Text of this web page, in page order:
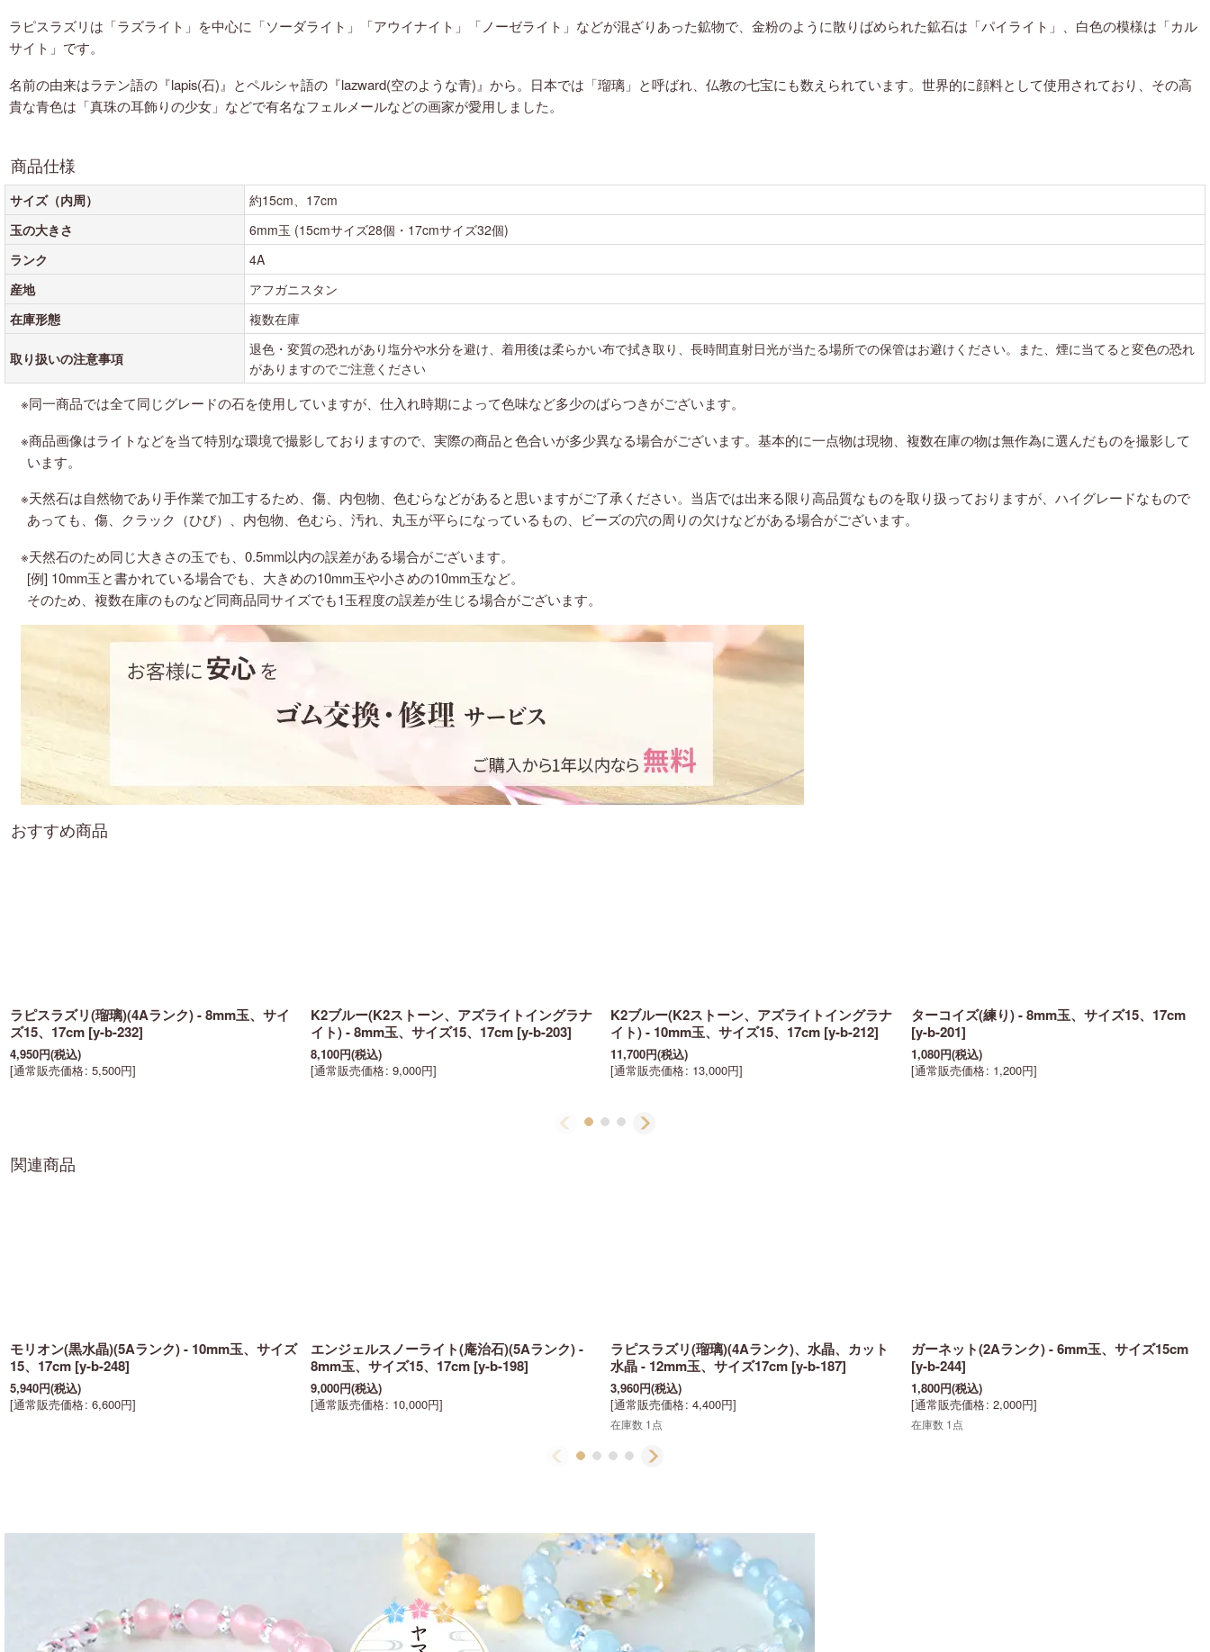
ラピスラズリは「ラズライト」を中心に「ソーダライト」「アウイナイト」「ノーゼライト」などが混ざりあった鉱物で、金粉のように散りばめられた鉱石は「パイライト」、白色の模様は「カル
サイト」です。
名前の由来はラテン語の『lapis(石)』とペルシャ語の『lazward(空のような青)』から。日本では「瑠璃」と呼ばれ、仏教の七宝にも数えられています。世界的に顔料として使用されており、その高
貴な青色は「真珠の耳飾りの少女」などで有名なフェルメールなどの画家が愛用しました。
商品仕様
サイズ（内周）
約15cm、17cm
玉の大きさ
6mm玉 (15cmサイズ28個・17cmサイズ32個)
ランク
4A
産地
アフガニスタン
在庫形態
複数在庫
取り扱いの注意事項
退色・変質の恐れがあり塩分や水分を避け、着用後は柔らかい布で拭き取り、長時間直射日光が当たる場所での保管はお避けください。また、煙に当てると変色の恐れ
がありますのでご注意ください
※同一商品では全て同じグレードの石を使用していますが、仕入れ時期によって色味など多少のばらつきがございます。
※商品画像はライトなどを当て特別な環境で撮影しておりますので、実際の商品と色合いが多少異なる場合がございます。基本的に一点物は現物、複数在庫の物は無作為に選んだものを撮影して
います。
※天然石は自然物であり手作業で加工するため、傷、内包物、色むらなどがあると思いますがご了承ください。当店では出来る限り高品質なものを取り扱っておりますが、ハイグレードなもので
あっても、傷、クラック（ひび）、内包物、色むら、汚れ、丸玉が平らになっているもの、ビーズの穴の周りの欠けなどがある場合がございます。
※天然石のため同じ大きさの玉でも、0.5mm以内の誤差がある場合がございます。
[例] 10mm玉と書かれている場合でも、大きめの10mm玉や小さめの10mm玉など。
そのため、複数在庫のものなど同商品同サイズでも1玉程度の誤差が生じる場合がございます。
おすすめ商品
ラピスラズリ(瑠璃)(4Aランク) - 8mm玉、サイ
ズ15、17cm [y-b-232]
4,950円(税込)
[通常販売価格: 5,500円]
K2ブルー(K2ストーン、アズライトイングラナ
イト) - 8mm玉、サイズ15、17cm [y-b-203]
8,100円(税込)
[通常販売価格: 9,000円]
K2ブルー(K2ストーン、アズライトイングラナ
イト) - 10mm玉、サイズ15、17cm [y-b-212]
11,700円(税込)
[通常販売価格: 13,000円]
ターコイズ(練り) - 8mm玉、サイズ15、17cm
[y-b-201]
1,080円(税込)
[通常販売価格: 1,200円]
関連商品
モリオン(黒水晶)(5Aランク) - 10mm玉、サイズ
15、17cm [y-b-248]
5,940円(税込)
[通常販売価格: 6,600円]
エンジェルスノーライト(庵治石)(5Aランク) -
8mm玉、サイズ15、17cm [y-b-198]
9,000円(税込)
[通常販売価格: 10,000円]
ラピスラズリ(瑠璃)(4Aランク)、水晶、カット
水晶 - 12mm玉、サイズ17cm [y-b-187]
3,960円(税込)
[通常販売価格: 4,400円]
在庫数 1点
ガーネット(2Aランク) - 6mm玉、サイズ15cm
[y-b-244]
1,800円(税込)
[通常販売価格: 2,000円]
在庫数 1点
紫色の天然石・パワーストーン
白・透明色の天然石・パワーストーン
黒・茶色の天然石・パワーストーン